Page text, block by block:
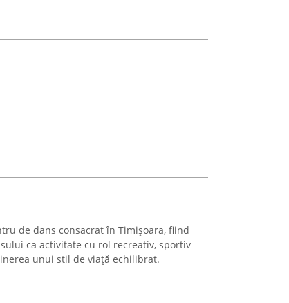
de dans consacrat în Timișoara, fiind
ca activitate cu rol recreativ, sportiv
unui stil de viață echilibrat.